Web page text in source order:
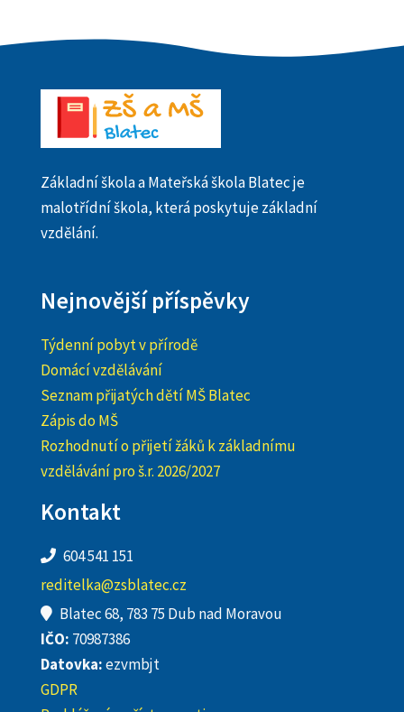
Základní škola a Mateřská škola Blatec je
malotřídní škola, která poskytuje základní
vzdělání.
Nejnovější příspěvky
Týdenní pobyt v přírodě
Domácí vzdělávání
Seznam přijatých dětí MŠ Blatec
Zápis do MŠ
Rozhodnutí o přijetí žáků k základnímu
vzdělávání pro š.r. 2026/2027
Kontakt
604 541 151
reditelka@zsblatec.cz
Blatec 68, 783 75 Dub nad Moravou
IČO: 70987386
Datovka:ezvmbjt
GDPR